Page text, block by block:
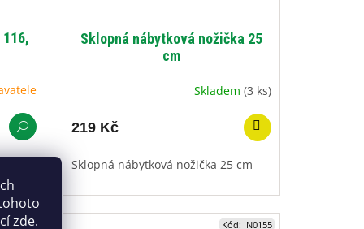
zde.
Sklopná nábytková nožička 25
cm
Skladem (3 ks)
219 Kč
Sklopná nábytková nožička 25 cm
IN0175 Kód: IN0155